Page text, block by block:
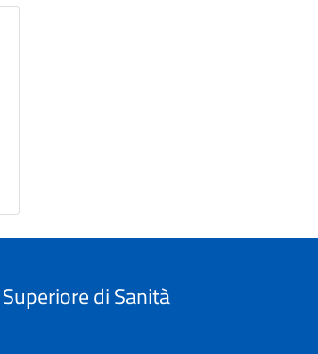
di Sanità